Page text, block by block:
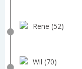
Rene (52)
Wil (70)